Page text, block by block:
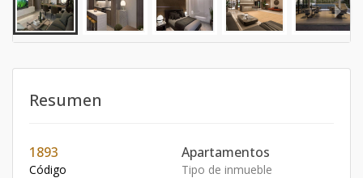
Resumen
1893
Código
Apartamentos
Tipo de inmueble